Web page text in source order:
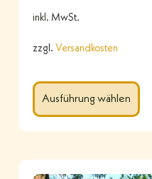
inkl. MwSt.
zzgl. Versandkosten
Ausführung wählen